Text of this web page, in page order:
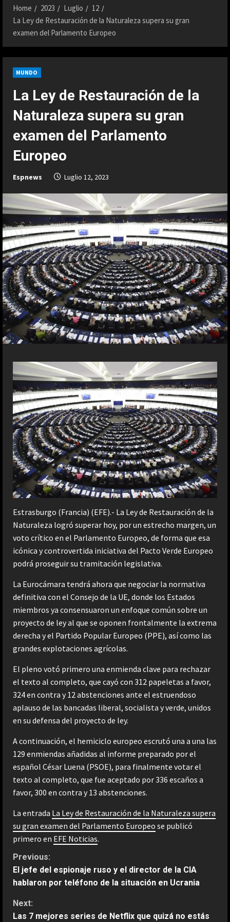
Home 2023 Luglio
12
La Ley de Restauración de la Naturaleza supera su gran
examen del Parlamento Europeo
MUNDO
La Ley de Restauración de la
Naturaleza supera su gran
examen del Parlamento
Europeo
Espnews Luglio 12, 2023
Estrasburgo (Francia) (EFE).- La Ley de Restauración de la
Naturaleza logró superar hoy, por un estrecho margen, un
voto crítico en el Parlamento Europeo, de forma que esa
icónica y controvertida iniciativa del Pacto Verde Europeo
podrá proseguir su tramitación legislativa.
La Eurocámara tendrá ahora que negociar la normativa
definitiva con el Consejo de la UE, donde los Estados
miembros ya consensuaron un enfoque común sobre un
proyecto de ley al que se oponen frontalmente la extrema
derecha y el Partido Popular Europeo (PPE), así como las
grandes explotaciones agrícolas.
El pleno votó primero una enmienda clave para rechazar
el texto al completo, que cayó con 312 papeletas a favor,
324 en contra y 12 abstenciones ante el estruendoso
aplauso de las bancadas liberal, socialista y verde, unidos
en su defensa del proyecto de ley.
A continuación, el hemiciclo europeo escrutó una a una las
129 enmiendas añadidas al informe preparado por el
español César Luena (PSOE), para finalmente votar el
texto al completo, que fue aceptado por 336 escaños a
favor, 300 en contra y 13 abstenciones.
La entrada La Ley de Restauración de la Naturaleza supera
su gran examen del Parlamento Europeo se publicó
primero en EFE Noticias.
C
o
n
Previous:
El jefe del espionaje ruso y el director de la CIA
hablaron por teléfono de la situación en Ucrania
Next:
Las 7 mejores series de Netflix que quizá no estás